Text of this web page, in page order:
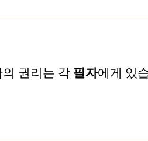
권리는 각 필자에게 있